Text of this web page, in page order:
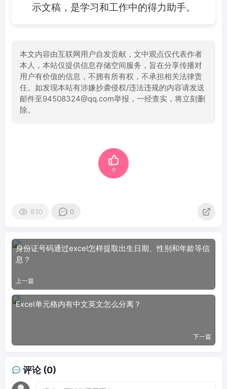
示文稿，是学习和工作中的得力助手。
本文内容由互联网用户自发贡献，文中观点仅代表作者
本人，本站仅提供信息存储空间服务，旨在分享传播对
用户有价值的信息，不拥有所有权，不承担相关法律责
任。如发现本站有涉嫌抄袭侵权/违法违规的内容请发送
邮件至94508324@qq.com举报，一经查实，将立刻删
除。
0
830 0
身份证号码通过excel怎样提取出生日期、性别和年龄等信
息？
上一篇
Excel单元格内有中文英文怎么分离？
下一篇
评论 (0)